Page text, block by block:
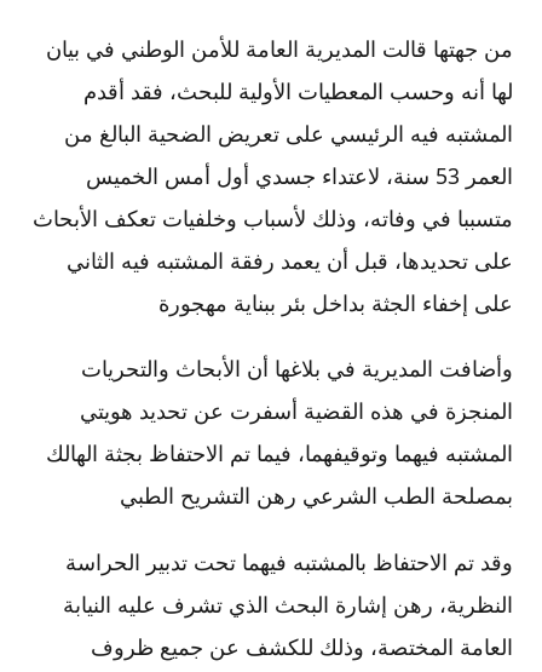
من جهتها قالت المديرية العامة للأمن الوطني في بيان
لها أنه وحسب المعطيات الأولية للبحث، فقد أقدم
المشتبه فيه الرئيسي على تعريض الضحية البالغ من
العمر 53 سنة، لاعتداء جسدي أول أمس الخميس
متسببا في وفاته، وذلك لأسباب وخلفيات تعكف الأبحاث
على تحديدها، قبل أن يعمد رفقة المشتبه فيه الثاني
على إخفاء الجثة بداخل بئر ببناية مهجورة
وأضافت المديرية في بلاغها أن الأبحاث والتحريات
المنجزة في هذه القضية أسفرت عن تحديد هويتي
المشتبه فيهما وتوقيفهما، فيما تم الاحتفاظ بجثة الهالك
بمصلحة الطب الشرعي رهن التشريح الطبي
وقد تم الاحتفاظ بالمشتبه فيهما تحت تدبير الحراسة
النظرية، رهن إشارة البحث الذي تشرف عليه النيابة
العامة المختصة، وذلك للكشف عن جميع ظروف